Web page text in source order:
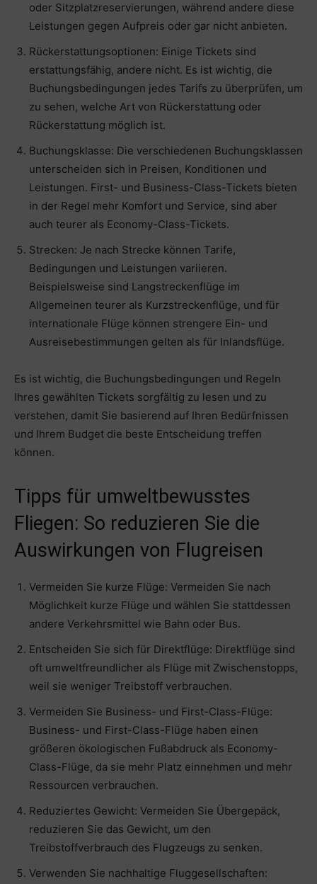
oder Sitzplatzreservierungen, während andere diese
Leistungen gegen Aufpreis oder gar nicht anbieten.
Rückerstattungsoptionen: Einige Tickets sind
erstattungsfähig, andere nicht. Es ist wichtig, die
Buchungsbedingungen jedes Tarifs zu überprüfen, um
zu sehen, welche Art von Rückerstattung oder
Rückerstattung möglich ist.
Buchungsklasse: Die verschiedenen Buchungsklassen
unterscheiden sich in Preisen, Konditionen und
Leistungen. First- und Business-Class-Tickets bieten
in der Regel mehr Komfort und Service, sind aber
auch teurer als Economy-Class-Tickets.
Strecken: Je nach Strecke können Tarife,
Bedingungen und Leistungen variieren.
Beispielsweise sind Langstreckenflüge im
Allgemeinen teurer als Kurzstreckenflüge, und für
internationale Flüge können strengere Ein- und
Ausreisebestimmungen gelten als für Inlandsflüge.
Es ist wichtig, die Buchungsbedingungen und Regeln
Ihres gewählten Tickets sorgfältig zu lesen und zu
verstehen, damit Sie basierend auf Ihren Bedürfnissen
und Ihrem Budget die beste Entscheidung treffen
können.
Tipps für umweltbewusstes
Fliegen: So reduzieren Sie die
Auswirkungen von Flugreisen
Vermeiden Sie kurze Flüge: Vermeiden Sie nach
Möglichkeit kurze Flüge und wählen Sie stattdessen
andere Verkehrsmittel wie Bahn oder Bus.
Entscheiden Sie sich für Direktflüge: Direktflüge sind
oft umweltfreundlicher als Flüge mit Zwischenstopps,
weil sie weniger Treibstoff verbrauchen.
Vermeiden Sie Business- und First-Class-Flüge:
Business- und First-Class-Flüge haben einen
größeren ökologischen Fußabdruck als Economy-
Class-Flüge, da sie mehr Platz einnehmen und mehr
Ressourcen verbrauchen.
Reduziertes Gewicht: Vermeiden Sie Übergepäck,
reduzieren Sie das Gewicht, um den
Treibstoffverbrauch des Flugzeugs zu senken.
Verwenden Sie nachhaltige Fluggesellschaften: